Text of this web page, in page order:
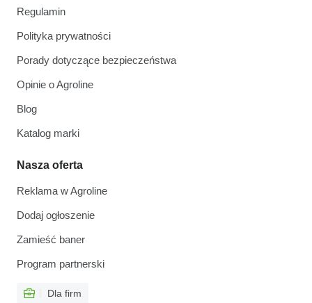
Regulamin
Polityka prywatności
Porady dotyczące bezpieczeństwa
Opinie o Agroline
Blog
Katalog marki
Nasza oferta
Reklama w Agroline
Dodaj ogłoszenie
Zamieść baner
Program partnerski
Dla firm